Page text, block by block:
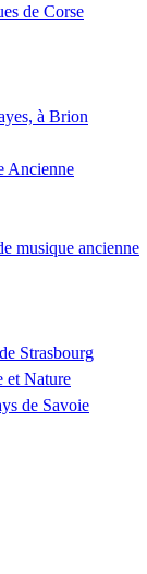
de Corse
à Brion
Ancienne
musique ancienne
Strasbourg
et Nature
de Savoie